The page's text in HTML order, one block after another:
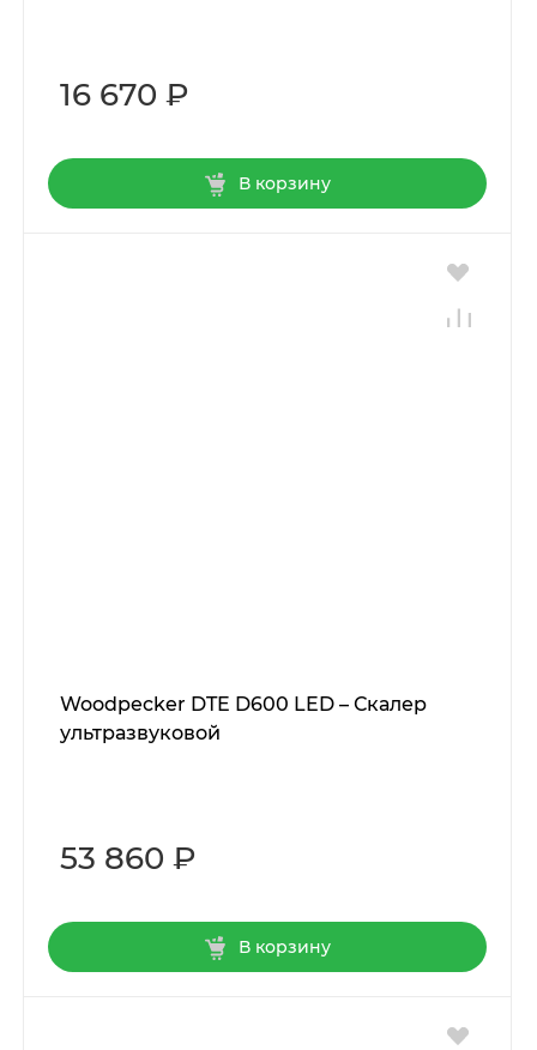
16 670 ₽
В корзину
Woodpecker DTE D600 LED – Скалер
ультразвуковой
53 860 ₽
В корзину